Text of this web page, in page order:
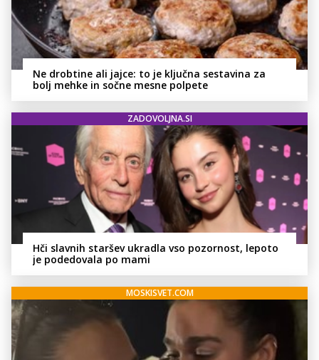
Ne drobtine ali jajce: to je ključna sestavina za
bolj mehke in sočne mesne polpete
ZADOVOLJNA.SI
Hči slavnih staršev ukradla vso pozornost, lepoto
je podedovala po mami
MOSKISVET.COM